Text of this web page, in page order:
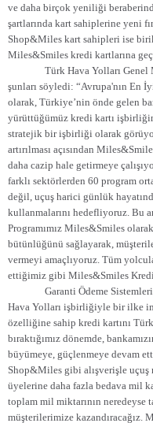
ve daha birçok yeniliği
şartlarında kart sahiplerine yeni
Shop&Miles kart sahipleri ise
Miles&Smiles kredi kartlarına
Türk Hava Yolları
şunları söyledi: “Avrupa'nın En
olarak, Türkiye’nin önde gelen
yürüttüğümüz kredi kartı
stratejik bir işbirliği olarak
artırılması açısından
daha cazip hale getirmeye
farklı sektörlerden 60 program
değil, uçuş harici günlük
kullanmalarını hedefliyoruz. Bu
Programımız Miles&Smiles
bütünlüğünü sağlayarak,
vermeyi amaçlıyoruz. Tüm
ettiğimiz gibi Miles&Smiles Kredi
Garanti Ödeme
Hava Yolları işbirliğiyle bir ilke
özelliğine sahip kredi kartını
bıraktığımız dönemde,
büyümeye, güçlenmeye devam
Shop&Miles gibi alışverişle
üyelerine daha fazla bedava mil
toplam mil miktarının neredeyse
müşterilerimize kazandıracağız.